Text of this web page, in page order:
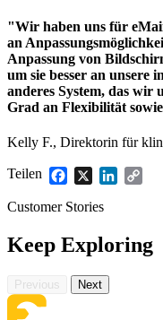
eMaint AI
STEIGERN SIE DEN
Öl & Gas
Upstream, Midstream,
"Wir haben uns für
an
Anpassung von
um sie besser an unsere
anderes System, das wir
Grad an Flexibilität
Kelly F., Direktorin für
Teilen Facebook
X LinkedIn
Customer Stories
Keep Exploring
Previous Next